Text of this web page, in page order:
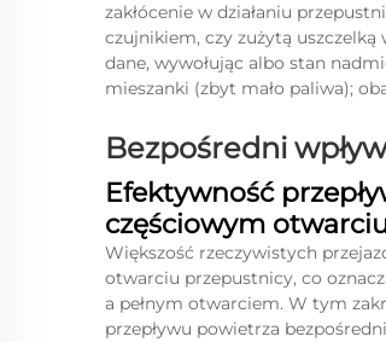
zakłócenie w działaniu
czujnikiem, czy zużytą uszczelką
dane, wywołując albo stan
mieszanki (zbyt mało paliwa);
Bezpośredni
Efektywność
częściowym
Większość rzeczywistych
otwarciu przepustnicy, co
a pełnym otwarciem. W tym
przepływu powietrza